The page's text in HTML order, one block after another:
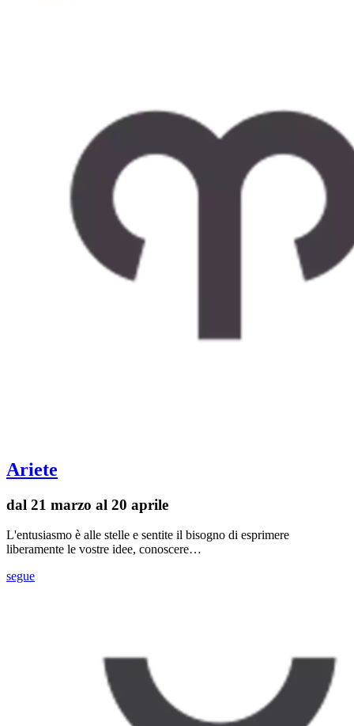
Ariete
dal 21 marzo al 20 aprile
L'entusiasmo è alle stelle e sentite il bisogno di esprimere
liberamente le vostre idee, conoscere…
segue